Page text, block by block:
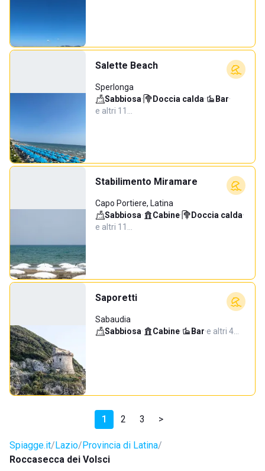
Salette Beach
Sperlonga
Sabbiosa· Doccia calda· Bar·
e altri 11…
Stabilimento Miramare
Capo Portiere, Latina
Sabbiosa· Cabine· Doccia calda·
e altri 11…
Saporetti
Sabaudia
Sabbiosa· Cabine· Bar·e altri 4…
1 2 3 >
Spiagge.it Lazio Provincia di Latina
Roccasecca dei Volsci